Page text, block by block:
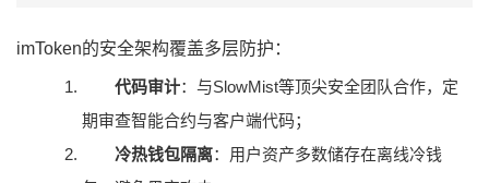
imToken的安全架构覆盖多层防护：
代码审计：与SlowMist等顶尖安全团队合作，定
期审查智能合约与客户端代码；
冷热钱包隔离：用户资产多数储存在离线冷钱